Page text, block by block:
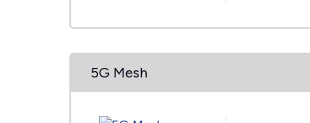
5G Mesh